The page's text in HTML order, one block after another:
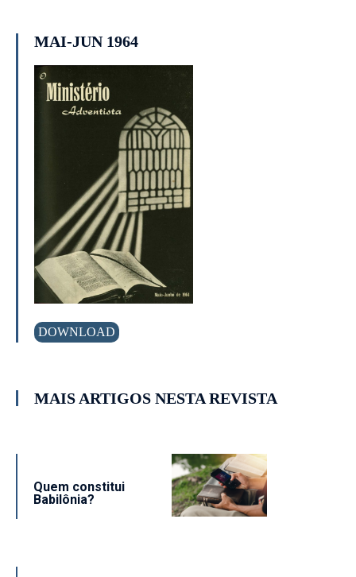
MAI-JUN 1964
DOWNLOAD
MAIS ARTIGOS NESTA REVISTA
Quem constitui
Babilônia?